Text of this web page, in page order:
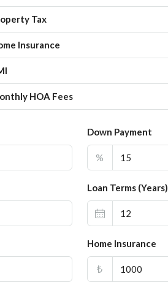
Tax
Insurance
HOA Fees
Down Payment
%
Loan Terms (Years)
Home Insurance
₺